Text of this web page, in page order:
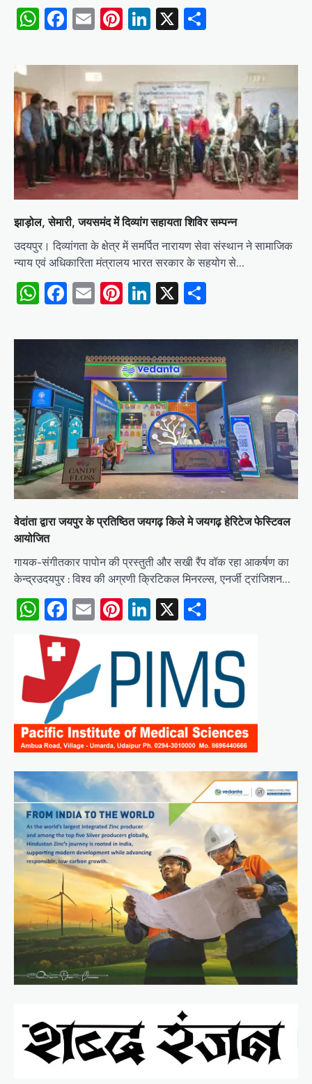
WhatsApp
Facebook
EmailPinterest
LinkedIn
X
झाड़ोल, सेमारी, जयसमंद में दिव्यांग सहायता शिविर सम्पन्न
उदयपुर। दिव्यांगता के क्षेत्र में समर्पित नारायण सेवा संस्थान ने सामाजिक
न्याय एवं अधिकारिता मंत्रालय भारत सरकार के सहयोग से…
WhatsApp
Facebook
EmailPinterest
LinkedIn
X
वेदांता द्वारा जयपुर के प्रतिष्ठित जयगढ़ किले मे जयगढ़ हेरिटेज फेस्टिवल
आयोजित
गायक-संगीतकार पापोन की प्रस्तुती और सखी रैंप वॉक रहा आकर्षण का
केन्द्रउदयपुर : विश्व की अग्रणी क्रिटिकल मिनरल्स, एनर्जी ट्रांजिशन…
WhatsApp
Facebook
EmailPinterest
LinkedIn
X